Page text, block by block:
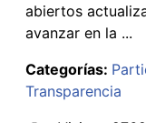
abiertos
avanzar en la ...
Categorías:
Transparencia